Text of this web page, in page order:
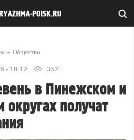
POISK.RU
Общество
- 18:12 352
в Пинежском и
округах получат